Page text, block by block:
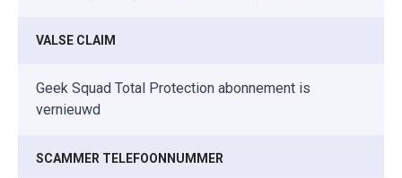
VALSE CLAIM
Geek Squad Total Protection abonnement is
vernieuwd
SCAMMER TELEFOONNUMMER